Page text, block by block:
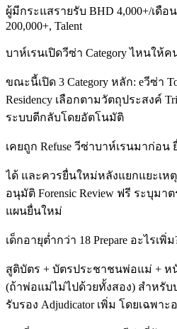
ผู้มีกระแสรายรับ BHD 4,000+/เดื
200,000+, Talent
บาห์เรนเปิดวีซ่า Category ไหนให้ค
ขณะนี้เปิด 3 Category หลัก: eวีซ่า
Residency เลือกตามวัตถุประสงค์
ระบบตีกลับโดยอัตโนมัติ
เคยถูก Refuse วีซ่าบาห์เรนมาก่อน
ได้ และควรยื่นใหม่หลังแยกแยะเหตุ
อนุมัติ Forensic Review ฟรี ระบุมา
แผนยื่นใหม่
เด็กอายุต่ำกว่า 18 Prepare อะไรเพิ่ม
สูติบัตร + บัตรประชาชนพ่อแม่ + ห
(ถ้าพ่อแม่ไม่ไปด้วยทั้งสอง) สำหรับ
รับรอง Adjudicator เพิ่ม โดยเฉพา